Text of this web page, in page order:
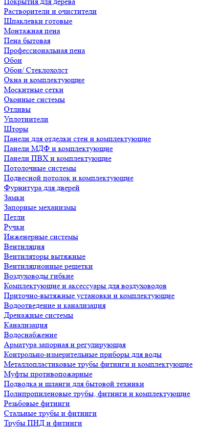
Растворители и очистители
Шпаклевки готовые
Монтажная пена
Пена бытовая
Профессиональная пена
Обои
Обои/ Стеклохолст
Окна и комплектующие
Москитные сетки
Оконные системы
Отливы
Уплотнители
Шторы
Панели для отделки стен и комплектующие
Панели МДФ и комплектующие
Панели ПВХ и комплектующие
Потолочные системы
Подвесной потолок и комплектующие
Фурнитура для дверей
Замки
Запорные механизмы
Петли
Ручки
Инженерные системы
Вентиляция
Вентиляторы вытяжные
Вентиляционные решетки
Воздуховоды гибкие
Комплектующие и аксессуары для воздуховодов
Приточно-вытяжные установки и комплектующие
Водоотведение и канализация
Дренажные системы
Канализация
Водоснабжение
Арматура запорная и регулирующая
Контрольно-измерительные приборы для воды
Металлопластиковые трубы фитинги и комплектующие
Муфты противопожарные
Подводка и шланги для бытовой техники
Полипропиленовые трубы, фитинги и комплектующие
Резьбовые фитинги
Стальные трубы и фитинги
Трубы ПНД и фитинги